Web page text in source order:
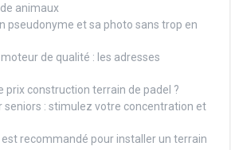
animaux
pseudonyme et sa photo sans trop en
de qualité : les adresses
prix construction terrain de padel ?
seniors : stimulez votre concentration et
recommandé pour installer un terrain